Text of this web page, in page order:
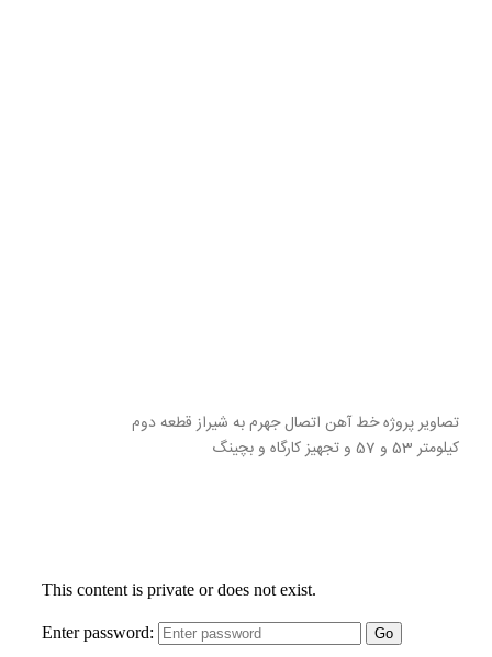
تصاویر پروژه خط آهن اتصال جهرم به شیراز قطعه دوم
کیلومتر 53 و 57 و تجهیز کارگاه و بچینگ